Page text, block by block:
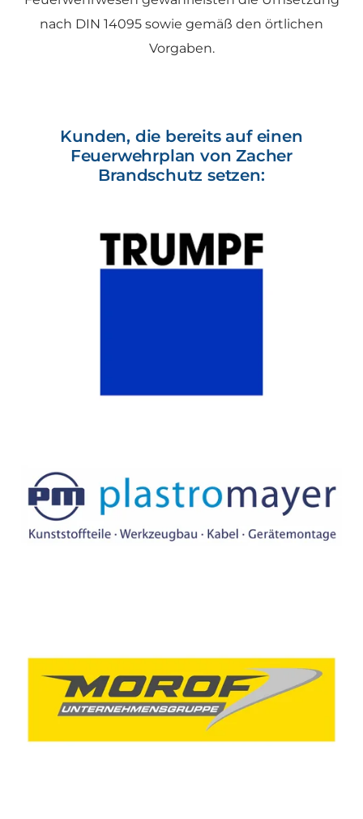
nach DIN 14095 sowie gemäß den örtlichen
Vorgaben.
Kunden, die bereits auf einen
Feuerwehrplan von Zacher
Brandschutz setzen: